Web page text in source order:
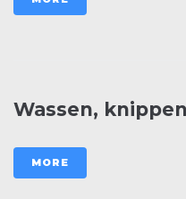
Wassen,
MORE